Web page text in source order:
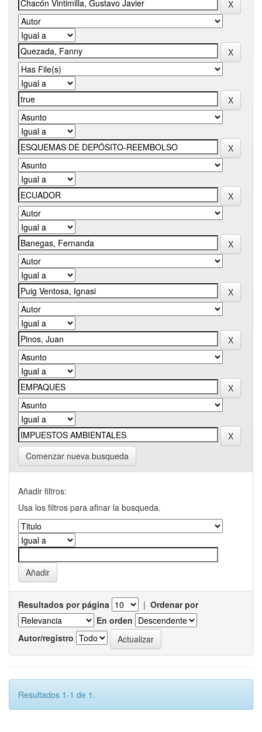
Comenzar nueva busqueda
Añadir filtros:
Usa los filtros para afinar la busqueda.
Resultados por página | Ordenar por
En orden
Autor/registro
Resultados 1-1 de 1.